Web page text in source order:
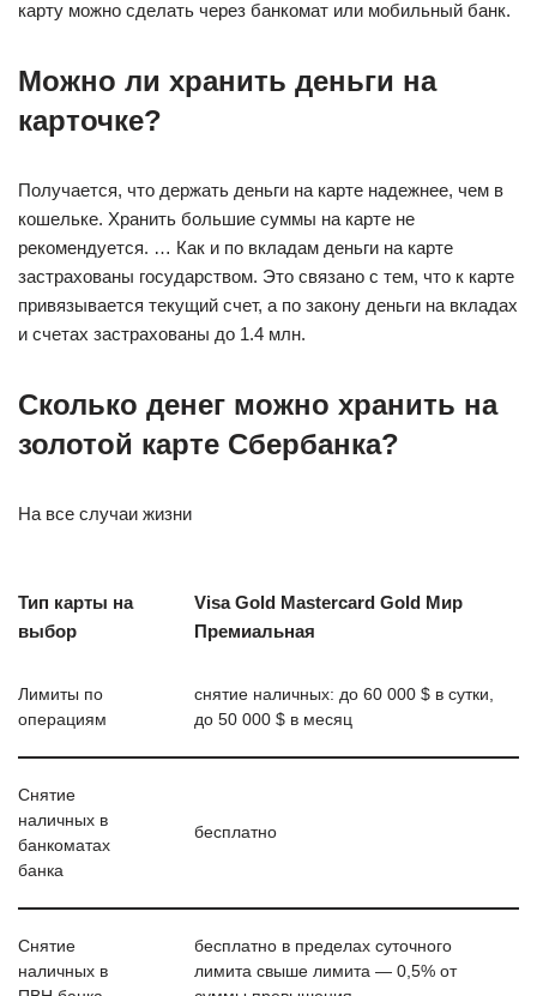
карту можно сделать через банкомат или мобильный банк.
Можно ли хранить деньги на
карточке?
Получается, что держать деньги на карте надежнее, чем в
кошельке. Хранить большие суммы на карте не
рекомендуется. … Как и по вкладам деньги на карте
застрахованы государством. Это связано с тем, что к карте
привязывается текущий счет, а по закону деньги на вкладах
и счетах застрахованы до 1.4 млн.
Сколько денег можно хранить на
золотой карте Сбербанка?
На все случаи жизни
Тип карты на
выбор
Visa Gold Mastercard Gold Мир
Премиальная
Лимиты по
операциям
снятие наличных: до 60 000 $ в сутки,
до 50 000 $ в месяц
Снятие
наличных в
банкоматах
банка
бесплатно
Снятие
наличных в
бесплатно в пределах суточного
лимита свыше лимита — 0,5% от